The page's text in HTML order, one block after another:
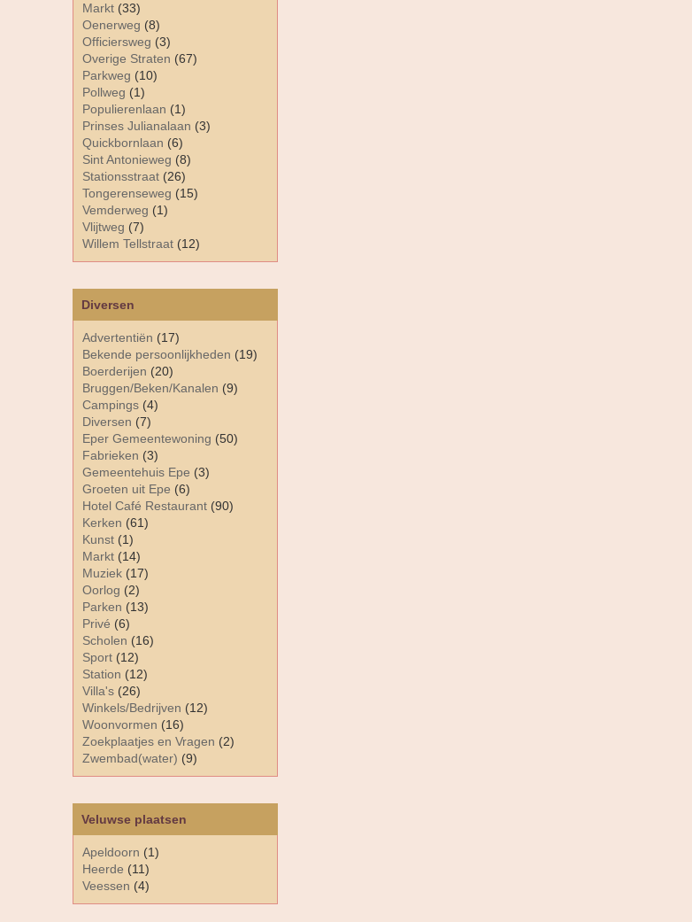
Diversen
Advertentiën (17)
Bekende persoonlijkheden (19)
Boerderijen (20)
Bruggen/Beken/Kanalen (9)
Campings (4)
Diversen (7)
Eper Gemeentewoning (50)
Fabrieken (3)
Gemeentehuis Epe (3)
Groeten uit Epe (6)
Hotel Café Restaurant (90)
Kerken (61)
Kunst (1)
Markt (14)
Muziek (17)
Oorlog (2)
Parken (13)
Privé (6)
Scholen (16)
Sport (12)
Station (12)
Villa's (26)
Winkels/Bedrijven (12)
Woonvormen (16)
Zoekplaatjes en Vragen (2)
Zwembad(water) (9)
Markt (33)
Oenerweg (8)
Officiersweg (3)
Overige Straten (67)
Parkweg (10)
Pollweg (1)
Populierenlaan (1)
Prinses Julianalaan (3)
Quickbornlaan (6)
Sint Antonieweg (8)
Stationsstraat (26)
Tongerenseweg (15)
Vemderweg (1)
Vlijtweg (7)
Willem Tellstraat (12)
Veluwse plaatsen
Apeldoorn (1)
Heerde (11)
Veessen (4)